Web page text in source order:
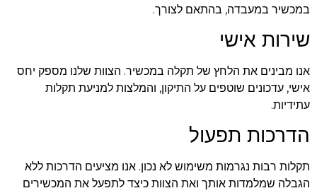
במכשיר במעבדה, בהתאם לצורך.
שירות אישי
אנו מבינים את הלחץ של תקלה במכשיר. הצוות שלנו מספק יחס
אישי, עדכונים שוטפים על התיקון, והמלצות למניעת תקלות
עתידיות.
הדרכות תפעול
תקלות רבות נגרמות משימוש לא נכון. אנו מציעים הדרכות ללא
הגבלה שמלמדות אותך ואת הצוות כיצד לתפעל את המכשירים